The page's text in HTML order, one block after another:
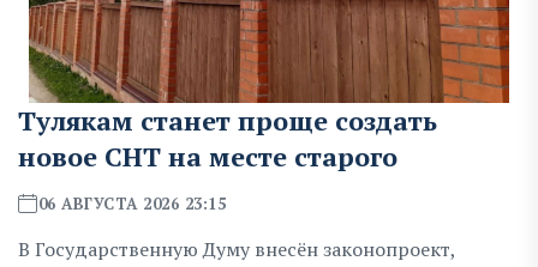
Тулякам станет проще создать
новое СНТ на месте старого
06 АВГУСТА 2026 23:15
В Государственную Думу внесён законопроект,